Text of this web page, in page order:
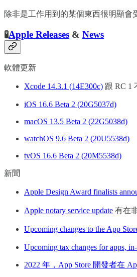
除非是工作用到的某個東西很明顯會
🧪Apple Releases & News
軟體更新
Xcode 14.3.1 (14E300c) 跟 RC 1
iOS 16.6 Beta 2 (20G5037d)
macOS 13.5 Beta 2 (22G5038d)
watchOS 9.6 Beta 2 (20U5538d)
tvOS 16.6 Beta 2 (20M5538d)
新聞
Apple Design Award finalists
Apple notary service update 有在
Upcoming changes to the App
Upcoming tax changes for apps,
2022 年，App Store 開發者在